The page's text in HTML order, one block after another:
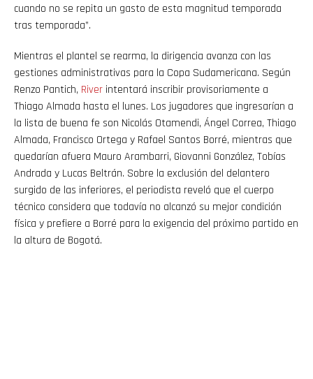
cuando no se repita un gasto de esta magnitud temporada
tras temporada”.
Mientras el plantel se rearma, la dirigencia avanza con las
gestiones administrativas para la Copa Sudamericana. Según
Renzo Pantich, River intentará inscribir provisoriamente a
Thiago Almada hasta el lunes. Los jugadores que ingresarían a
la lista de buena fe son Nicolás Otamendi, Ángel Correa, Thiago
Almada, Francisco Ortega y Rafael Santos Borré, mientras que
quedarían afuera Mauro Arambarri, Giovanni González, Tobías
Andrada y Lucas Beltrán. Sobre la exclusión del delantero
surgido de las inferiores, el periodista reveló que el cuerpo
técnico considera que todavía no alcanzó su mejor condición
física y prefiere a Borré para la exigencia del próximo partido en
la altura de Bogotá.